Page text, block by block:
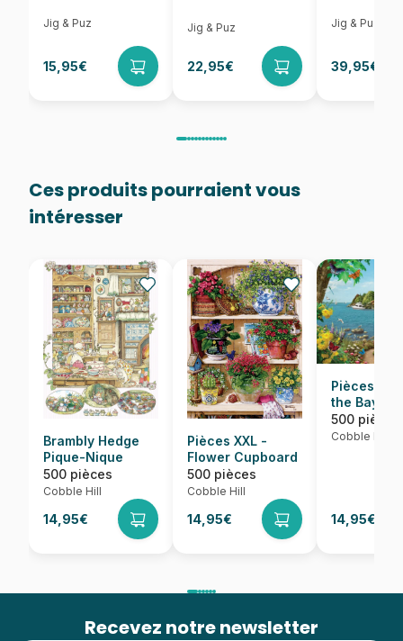
Jig & Puz
15,95€
Jig & Puz
22,95€
Jig & Puz
39,95€
Ces produits pourraient vous
intéresser
Brambly Hedge
Pique-Nique
500 pièces
Cobble Hill
14,95€
Pièces XXL -
Flower Cupboard
500 pièces
Cobble Hill
14,95€
Pièces
the Bay
500 pièces
Cobble Hill
14,95€
Recevez notre newsletter